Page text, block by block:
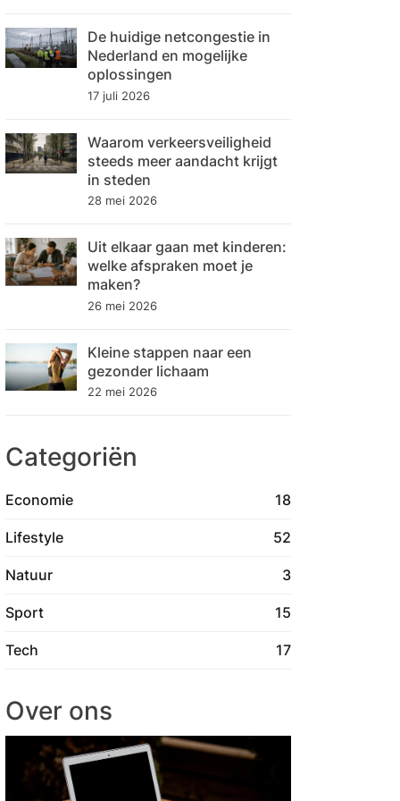
De huidige netcongestie in
Nederland en mogelijke
oplossingen
17 juli 2026
Waarom verkeersveiligheid
steeds meer aandacht krijgt
in steden
28 mei 2026
Uit elkaar gaan met kinderen:
welke afspraken moet je
maken?
26 mei 2026
Kleine stappen naar een
gezonder lichaam
22 mei 2026
Categoriën
Economie 18
Lifestyle 52
Natuur 3
Sport 15
Tech 17
Over ons